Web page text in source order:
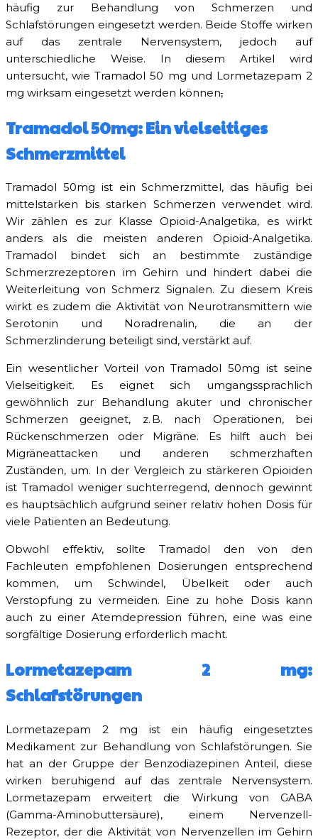
häufig zur Behandlung von Schmerzen und
Schlafstörungen eingesetzt werden. Beide Stoffe wirken
auf das zentrale Nervensystem, jedoch auf
unterschiedliche Weise. In diesem Artikel wird
untersucht, wie Tramadol 50 mg und Lormetazepam 2
mg wirksam eingesetzt werden können,
Tramadol 50mg: Ein vielseitiges
Schmerzmittel
Tramadol 50mg ist ein Schmerzmittel, das häufig bei
mittelstarken bis starken Schmerzen verwendet wird.
Wir zählen es zur Klasse Opioid-Analgetika, es wirkt
anders als die meisten anderen Opioid-Analgetika.
Tramadol bindet sich an bestimmte zuständige
Schmerzrezeptoren im Gehirn und hindert dabei die
Weiterleitung von Schmerz Signalen. Zu diesem Kreis
wirkt es zudem die Aktivität von Neurotransmittern wie
Serotonin und Noradrenalin, die an der
Schmerzlinderung beteiligt sind, verstärkt auf.
Ein wesentlicher Vorteil von Tramadol 50mg ist seine
Vielseitigkeit. Es eignet sich umgangssprachlich
gewöhnlich zur Behandlung akuter und chronischer
Schmerzen geeignet, z. B. nach Operationen, bei
Rückenschmerzen oder Migräne. Es hilft auch bei
Migräneattacken und anderen schmerzhaften
Zuständen, um. In der Vergleich zu stärkeren Opioiden
ist Tramadol weniger suchterregend, dennoch gewinnt
es hauptsächlich aufgrund seiner relativ hohen Dosis für
viele Patienten an Bedeutung.
Obwohl effektiv, sollte Tramadol den von den
Fachleuten empfohlenen Dosierungen entsprechend
kommen, um Schwindel, Übelkeit oder auch
Verstopfung zu vermeiden. Eine zu hohe Dosis kann
auch zu einer Atemdepression führen, eine was eine
sorgfältige Dosierung erforderlich macht.
Lormetazepam 2 mg:
Schlafstörungen
Lormetazepam 2 mg ist ein häufig eingesetztes
Medikament zur Behandlung von Schlafstörungen. Sie
hat an der Gruppe der Benzodiazepinen Anteil, diese
wirken beruhigend auf das zentrale Nervensystem.
Lormetazepam erweitert die Wirkung von GABA
(Gamma-Aminobuttersäure), einem Nervenzell-
Rezeptor, der die Aktivität von Nervenzellen im Gehirn